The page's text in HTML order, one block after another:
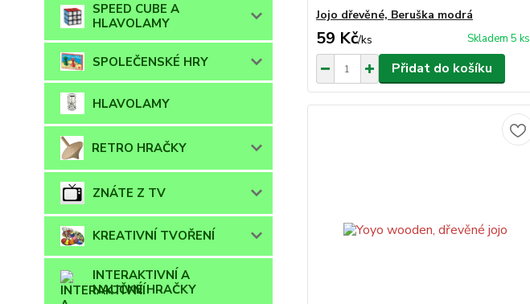
SPEED CUBE A
HLAVOLAMY
SPOLEČENSKÉ HRY
HLAVOLAMY
RETRO HRAČKY
ZNÁTE Z TV
KREATIVNÍ TVOŘENÍ
INTERAKTIVNÍ A
NAUČNÉ HRAČKY
Jojo dřevěné, Beruška modrá
59 Kč/ks Skladem 5 ks
Přidat do košíku